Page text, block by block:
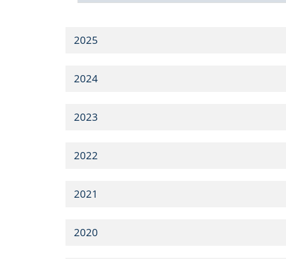
2025
2024
2023
2022
2021
2020